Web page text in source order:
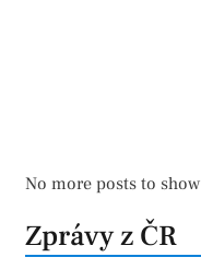
No more posts to show
Zprávy z ČR